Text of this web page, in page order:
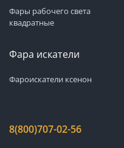
Фары рабочего света
квадратные
Фара искатели
Фароискатели ксенон
8(800)707-02-56